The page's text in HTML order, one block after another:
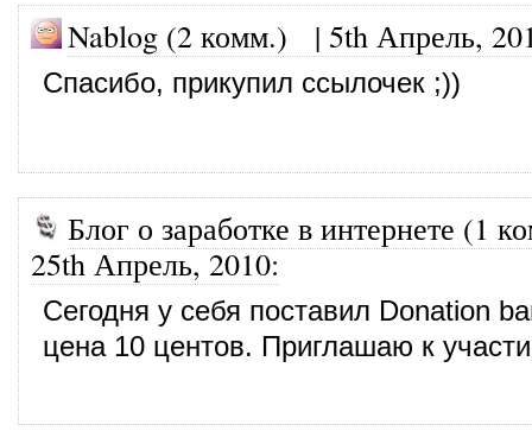
Nablog (2 комм.) | 5th Апрель,
Спасибо, прикупил ссылочек ;))
Блог о заработке в интернете (1
25th Апрель, 2010:
Сегодня у себя поставил Donation
цена 10 центов. Приглашаю к